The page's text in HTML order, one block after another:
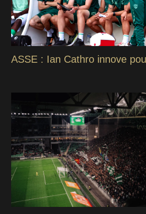
ASSE : Ian Cathro innove